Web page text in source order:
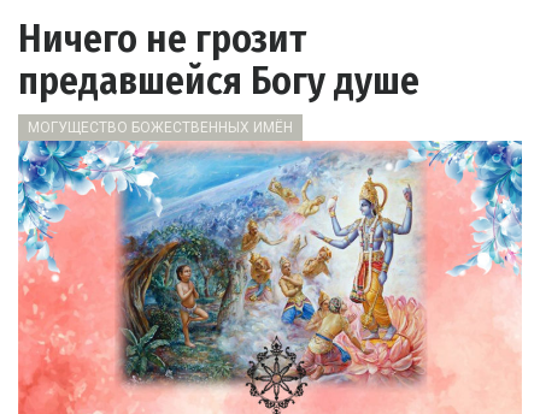
Ничего не грозит
предавшейся Богу душе
МОГУЩЕСТВО БОЖЕСТВЕННЫХ ИМЁН